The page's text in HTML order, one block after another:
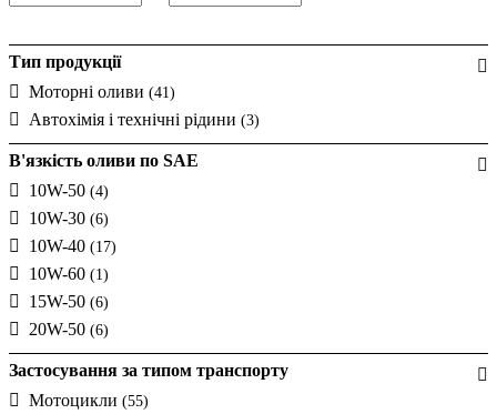
Тип продукції
Моторні оливи (41)
Автохімія і технічні рідини (3)
В'язкість оливи по SAE
10W-50 (4)
10W-30 (6)
10W-40 (17)
10W-60 (1)
15W-50 (6)
20W-50 (6)
Застосування за типом транспорту
Мотоцикли (55)